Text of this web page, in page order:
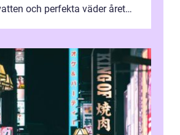
och perfekta väder året